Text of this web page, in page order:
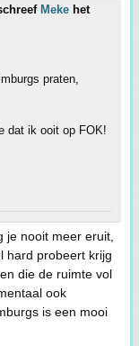
Meke het
praten,
dat ik ooit op FOK!
je nooit meer eruit,
hard probeert krijg
die de ruimte vol
ook
is een mooi